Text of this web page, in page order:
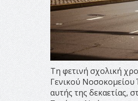
Τη φετινή σχολική
Γενικού Νοσοκομείου
αυτής της δεκαετίας,